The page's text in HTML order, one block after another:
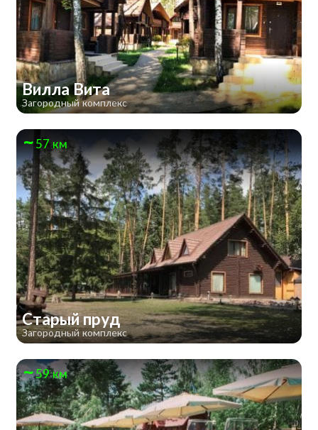
Вилла Вита
Загородный комплекс
57 км
Старый пруд
Загородный комплекс
59 км